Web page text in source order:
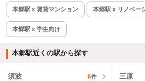
本郷駅 x 賃貸マンション 本郷駅 x リノベー
本郷駅 x 学生向け
本郷駅近くの駅から探す
須波 6件 三原